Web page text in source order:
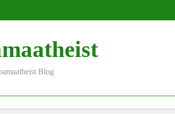
Blog